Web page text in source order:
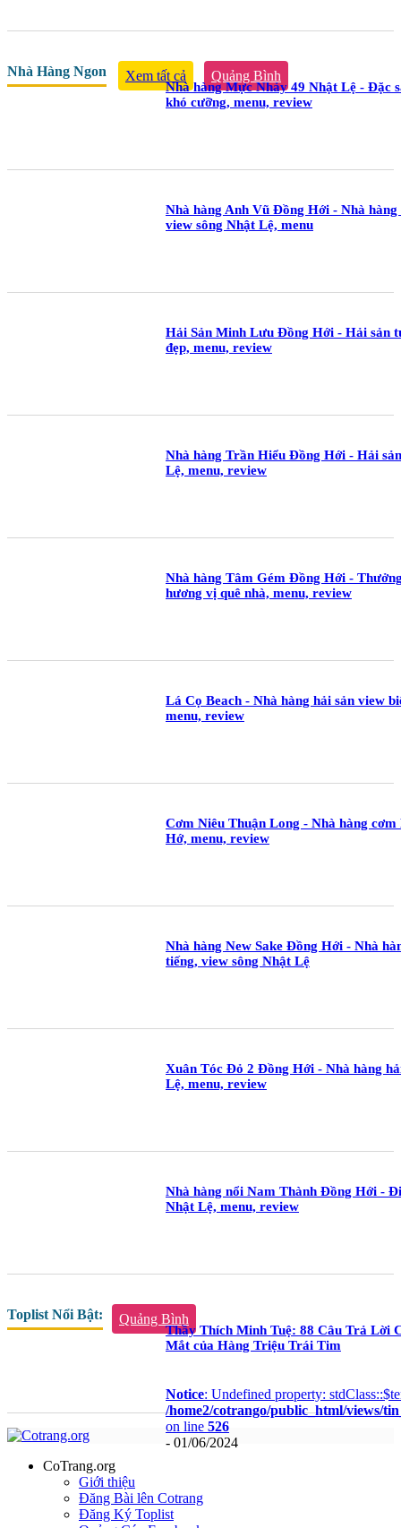
Nhà Hàng Ngon Xem tất cả Quảng Bình
Nhà hàng Mực Nhảy 49 Nhật Lệ - Đặc
khó cưỡng, menu, review
Nhà hàng Anh Vũ Đồng Hới - Nhà
view sông Nhật Lệ, menu
Hải Sản Minh Lưu Đồng Hới - Hải sản
đẹp, menu, review
Nhà hàng Trần Hiểu Đồng Hới - Hải
Lệ, menu, review
Nhà hàng Tâm Gém Đồng Hới -
hương vị quê nhà, menu, review
Lá Cọ Beach - Nhà hàng hải sản view
menu, review
Cơm Niêu Thuận Long - Nhà hàng
Hớ, menu, review
Nhà hàng New Sake Đồng Hới - Nhà
tiếng, view sông Nhật Lệ
Xuân Tóc Đỏ 2 Đồng Hới - Nhà hàng
Lệ, menu, review
Nhà hàng nổi Nam Thành Đồng Hới -
Nhật Lệ, menu, review
Toplist Nổi Bật: Quảng Bình
Thầy Thích Minh Tuệ: 88 Câu Trả Lời
Mắt của Hàng Triệu Trái Tim
Notice: Undefined property:
/home2/cotrango/public_html/views/
on line 526
- 01/06/2024
CoTrang.org
Giới thiệu
Đăng Bài lên Cotrang
Đăng Ký Toplist